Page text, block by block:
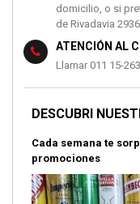
domicilio, o si
de Rivadavia
ATENCIÓN AL
Llamar 011 15-
DESCUBRI
Cada semana te
promociones